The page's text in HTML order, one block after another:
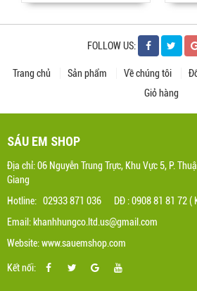
FOLLOW US:
Trang chủ Sản phẩm Về chúng tôi
Giỏ hàng
SÁU EM SHOP
Địa chỉ: 06 Nguyễn Trung Trực, Khu Vực 5, P.
Giang
Hotline: 02933 871 036 DĐ : 0908 81 81 72 (
Email: khanhhungco.ltd.us@gmail.com
Website: www.sauemshop.com
Kết nối: